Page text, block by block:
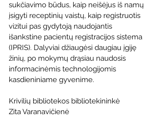
sukčiavimo būdus, kaip neišėjus iš namų
įsigyti receptinių vaistų, kaip registruotis
vizitui pas gydytoją naudojantis
išankstine pacientų registracijos sistema
(IPRIS). Dalyviai džiaugėsi daugiau įgiję
žinių, po mokymų drąsiau naudosis
informacinėmis technologijomis
kasdieniniame gyvenime.
Krivilių bibliotekos bibliotekininkė
Zita Varanavičienė